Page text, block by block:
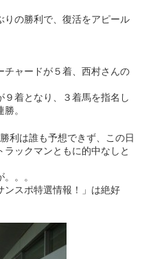
りの勝利で、復活をアピール
チャードが５着、西村さんの
９着となり、３着馬を指名し
。
利は誰も予想できず、この日
ックマンともに的中なしと
。。
ンスポ特選情報！」は絶好